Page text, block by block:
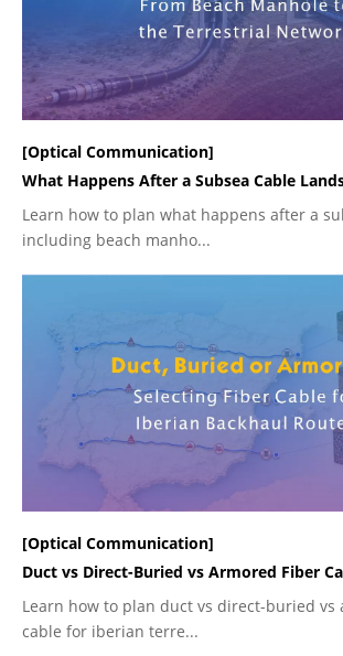
[Optical Communication]
Learn how to plan what happens after a
including beach manho...
[Optical Communication]
Learn how to plan duct vs direct-buried vs
cable for iberian terre...